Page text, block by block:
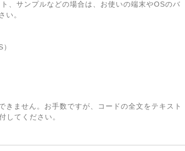
、サンプルなどの場合は、お使いの端末やOSのバ
い。
ません。お手数ですが、コードの全文をテキスト
してください。